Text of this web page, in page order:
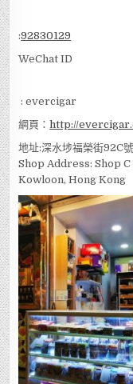
:92830129
WeChat ID
: evercigar
網頁：http://
地址:深水埗福榮街92C
Shop Address: Shop C
Kowloon, Hong Kong